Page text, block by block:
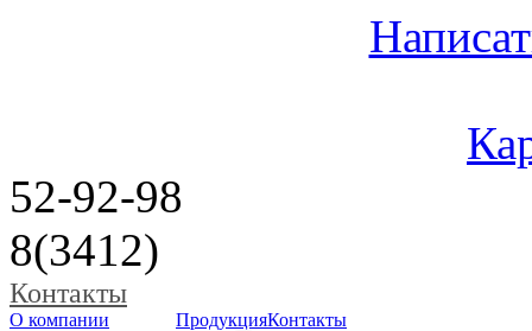
52-92-98
8(3412)
Контакты
О компании ПродукцияКонтакты